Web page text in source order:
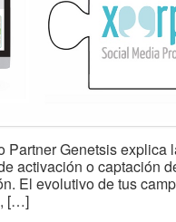
Partner Genetsis
activación o captación
El evolutivo de tus
[…]